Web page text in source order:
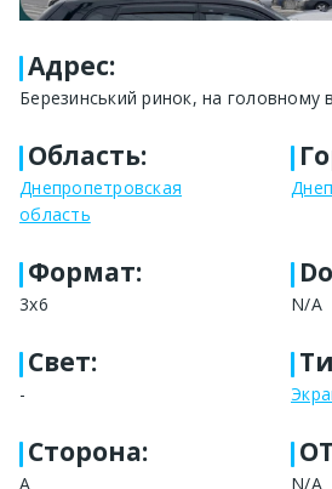
Адрес:
Березинський ринок, на головному
Область:
Днепропетровская
область
Формат:
3х6 N/A
Свет:
-
Сторона:
А N/A